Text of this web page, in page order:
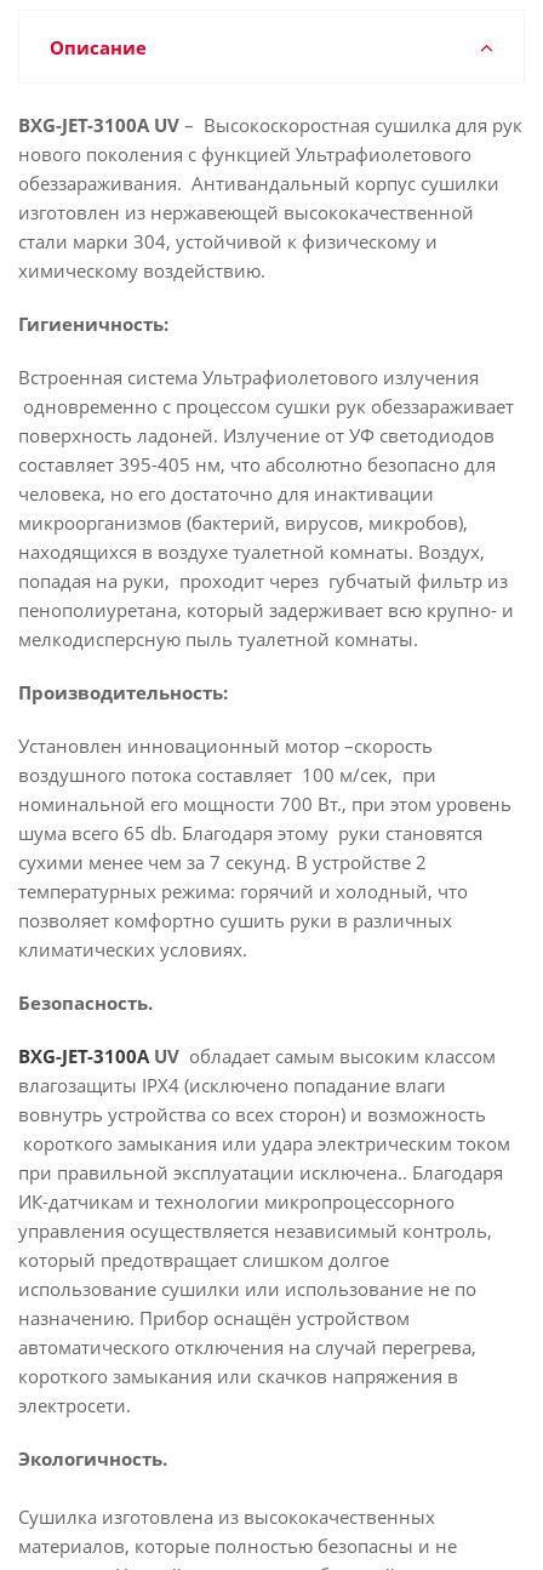
Описание
BXG-JET-3100А UV – Высокоскоростная сушилка для рук
нового поколения с функцией Ультрафиолетового
обеззараживания. Антивандальный корпус сушилки
изготовлен из нержавеющей высококачественной
стали марки 304, устойчивой к физическому и
химическому воздействию.
Гигиеничность:
Встроенная система Ультрафиолетового излучения
одновременно с процессом сушки рук обеззараживает
поверхность ладоней. Излучение от УФ светодиодов
составляет 395-405 нм, что абсолютно безопасно для
человека, но его достаточно для инактивации
микроорганизмов (бактерий, вирусов, микробов),
находящихся в воздухе туалетной комнаты. Воздух,
попадая на руки, проходит через губчатый фильтр из
пенополиуретана, который задерживает всю крупно- и
мелкодисперсную пыль туалетной комнаты.
Производительность:
Установлен инновационный мотор –скорость
воздушного потока составляет 100 м/сек, при
номинальной его мощности 700 Вт., при этом уровень
шума всего 65 db. Благодаря этому руки становятся
сухими менее чем за 7 секунд. В устройстве 2
температурных режима: горячий и холодный, что
позволяет комфортно сушить руки в различных
климатических условиях.
Безопасность.
BXG-JET-3100А UV обладает самым высоким классом
влагозащиты IPX4 (исключено попадание влаги
вовнутрь устройства со всех сторон) и возможность
короткого замыкания или удара электрическим током
при правильной эксплуатации исключена.. Благодаря
ИК-датчикам и технологии микропроцессорного
управления осуществляется независимый контроль,
который предотвращает слишком долгое
использование сушилки или использование не по
назначению. Прибор оснащён устройством
автоматического отключения на случай перегрева,
короткого замыкания или скачков напряжения в
электросети.
Экологичность.
Сушилка изготовлена из высококачественных
материалов, которые полностью безопасны и не